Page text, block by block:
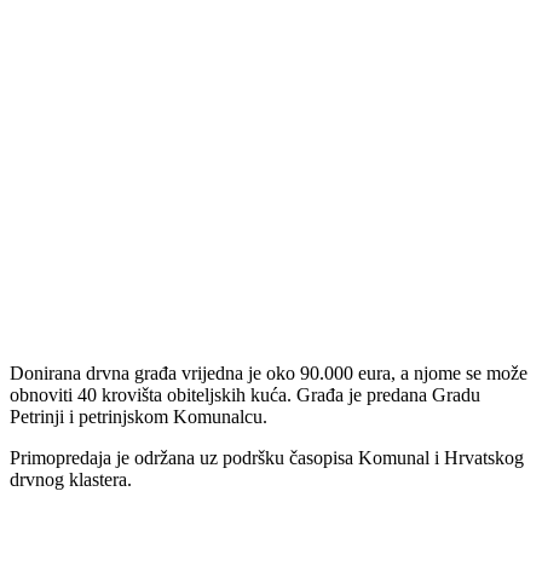
Donirana drvna građa vrijedna je oko 90.000 eura, a njome se može
obnoviti 40 krovišta obiteljskih kuća. Građa je predana Gradu
Petrinji i petrinjskom Komunalcu.
Primopredaja je održana uz podršku časopisa Komunal i Hrvatskog
drvnog klastera.